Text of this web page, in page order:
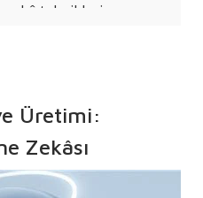
zekâ teknikleri
Üretimi:
Zekâsı